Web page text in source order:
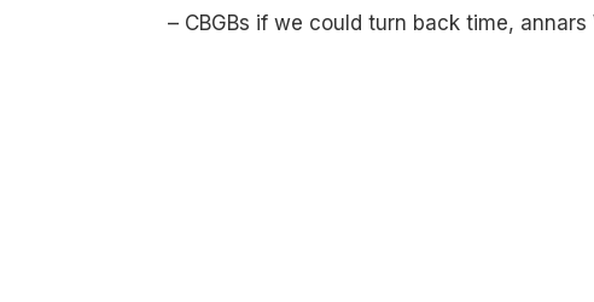
– CBGBs if we could turn back time,